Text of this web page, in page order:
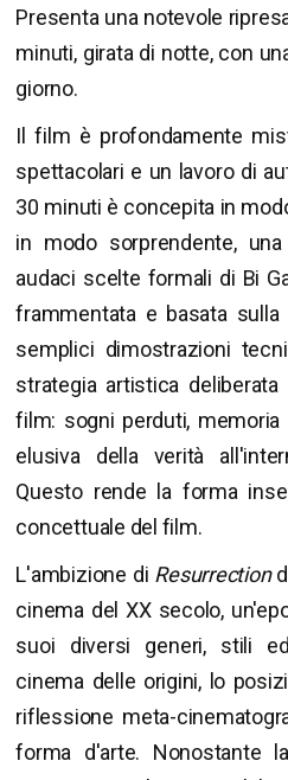
Presenta una notevole
minuti, girata di notte, con
giorno.
Il film è profondamente
spettacolari e un lavoro di
30 minuti è concepita in
in modo sorprendente,
audaci scelte formali di Bi
frammentata e basata
semplici dimostrazioni
strategia artistica
film: sogni perduti,
elusiva della verità
Questo rende la forma
concettuale del film.
L'ambizione di Resurrection
cinema del XX secolo,
suoi diversi generi, stili
cinema delle origini, lo
riflessione meta-
forma d'arte. Nonostante